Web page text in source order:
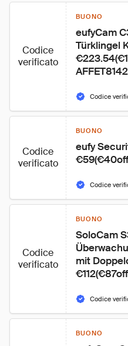
Codice
verificato
BUONO
eufyCam
Türklingel
Codice
Codice
verificato
BUONO
eufy
Codice
Codice
verificato
BUONO
SoloCam
mit
Codice
BUONO